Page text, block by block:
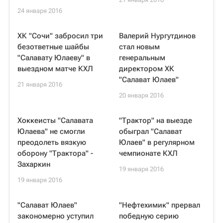
24 января 2016
ХК "Сочи" забросил три
безответные шайбы
"Салавату Юлаеву" в
выездном матче КХЛ
21 января 2016
Валерий Нургутдинов
стал новым
генеральным
директором ХК
"Салават Юлаев"
20 января 2016
Хоккеисты "Салавата
Юлаева" не смогли
преодолеть вязкую
оборону "Трактора" -
Захаркин
19 января 2016
"Трактор" на выезде
обыграл "Салават
Юлаев" в регулярном
чемпионате КХЛ
19 января 2016
"Салават Юлаев"
закономерно уступил
"Нефтехимик" прервал
победную серию